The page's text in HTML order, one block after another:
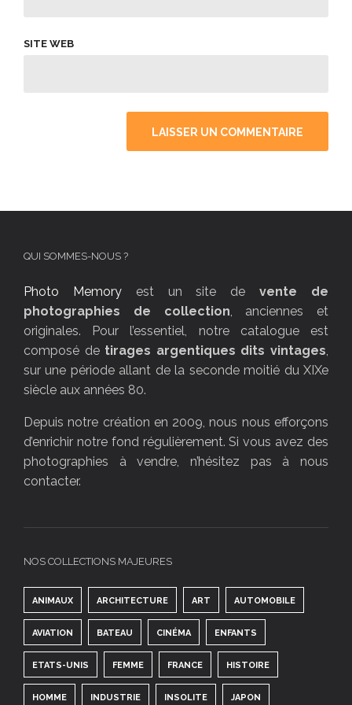
SITE WEB
QUI SOMMES-NOUS ?
Photo Memoryest un site devente de
photographies de collection , anciennes et
originales. Pour l’essentiel, notre catalogue est
composé de tirages argentiques dits vintages
sur une période allant de la seconde moitié du XIXe
siècle aux années 80.
Depuis notre création en 2009, nous nous efforçons
d’enrichir notre fond régulièrement. Si vous avez des
photographies à vendre, n’hésitez pas à nous
contacter.
NOS COLLECTIONS MAJEURES
ANIMAUX ARCHITECTURE ART AUTOMOBILE
AVIATION BATEAU CINÉMA ENFANTS
ETATS-UNIS FEMME FRANCE HISTOIRE
HOMME INDUSTRIE INSOLITE JAPON